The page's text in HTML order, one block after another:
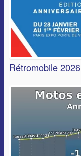
Rétromobile 2026